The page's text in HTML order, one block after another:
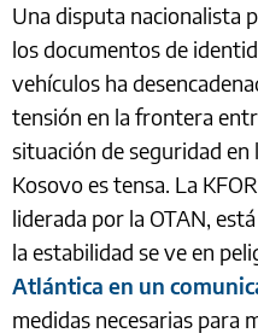
Una disputa nacionalista
los documentos de
vehículos ha
tensión en la frontera
situación de seguridad
Kosovo es tensa. La
liderada por la OTAN,
la estabilidad se ve en
Atlántica en un
medidas necesarias para